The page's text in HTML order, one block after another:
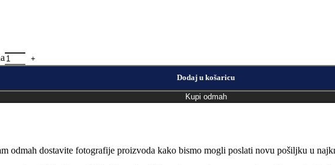
Dodaj u košaricu
Kupi odmah
odmah dostavite fotografije proizvoda kako bismo mogli poslati novu pošiljku u